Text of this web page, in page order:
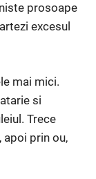
prosoape
excesul
mai mici.
si
Trece
prin ou,